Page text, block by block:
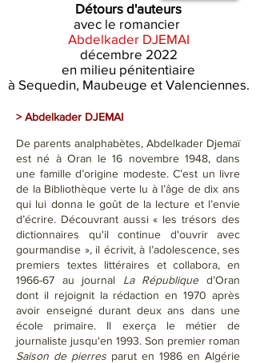
Détours d'auteurs
avec le romancier
Abdelkader DJEMAI
décembre 2022
en milieu pénitentiaire
à Sequedin, Maubeuge et Valenciennes.
> Abdelkader DJEMAI
De parents analphabètes, Abdelkader Djemaï
est né à Oran le 16 novembre 1948, dans
une famille d’origine modeste. C’est un livre
de la Bibliothèque verte lu à l’âge de dix ans
qui lui donna le goût de la lecture et l’envie
d’écrire. Découvrant aussi « les trésors des
dictionnaires qu'il continue d'ouvrir avec
gourmandise », il écrivit, à l’adolescence, ses
premiers textes littéraires et collabora, en
1966-67 au journal La Républiqued’Oran
dont il rejoignit la rédaction en 1970 après
avoir enseigné durant deux ans dans une
école primaire. Il exerça le métier de
journaliste jusqu'en 1993. Son premier roman
Saison de pierres parut en 1986 en Algérie